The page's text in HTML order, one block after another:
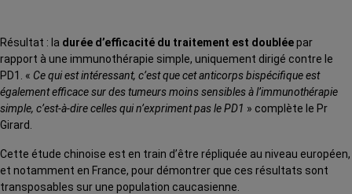
Résultat : la durée d’efficacité du traitement est doubléepar
rapport à une immunothérapie simple, uniquement dirigé contre le
PD1. « Ce qui est intéressant, c’est que cet anticorps bispécifique est
également efficace sur des tumeurs moins sensibles à l’immunothérapie
simple, c’est-à-dire celles qui n’expriment pas le PD1 » complète le Pr
Girard.
Cette étude chinoise est en train d’être répliquée au niveau européen,
et notamment en France, pour démontrer que ces résultats sont
transposables sur une population caucasienne.